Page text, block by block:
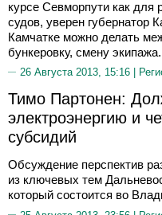
курсе Севморпути как для
судов, уверен губернатор
Камчатке можно делать
бункеровку, смену экипажа.
26 Августа 2013, 15:16 |
Тимо Партонен:
электроэнергию и
субсидий
Обсуждение перспектив
из ключевых тем
который состоится во